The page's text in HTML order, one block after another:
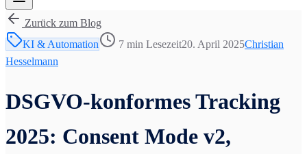
Zurück zum Blog
KI & Automation
7 min Lesezeit20. April 2025Christian
Hesselmann
DSGVO-konformes Tracking
2025: Consent Mode v2,